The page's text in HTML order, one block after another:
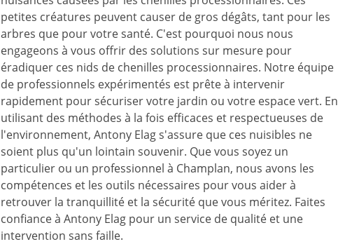
petites créatures peuvent causer de gros dégâts, tant pour les
arbres que pour votre santé. C'est pourquoi nous nous
engageons à vous offrir des solutions sur mesure pour
éradiquer ces nids de chenilles processionnaires. Notre équipe
de professionnels expérimentés est prête à intervenir
rapidement pour sécuriser votre jardin ou votre espace vert. En
utilisant des méthodes à la fois efficaces et respectueuses de
l'environnement, Antony Elag s'assure que ces nuisibles ne
soient plus qu'un lointain souvenir. Que vous soyez un
particulier ou un professionnel à Champlan, nous avons les
compétences et les outils nécessaires pour vous aider à
retrouver la tranquillité et la sécurité que vous méritez. Faites
confiance à Antony Elag pour un service de qualité et une
intervention sans faille.